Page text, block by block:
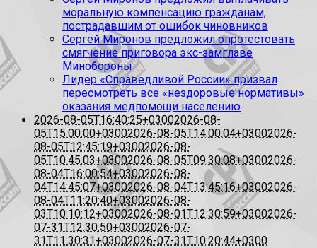
моральную компенсацию гражданам,
пострадавшим от ошибок чиновников
Сергей Миронов предложил опротестовать
смягчение приговора экс-замглаве
Минобороны
Лидер «Справедливой России» призвал
пересмотреть все «нездоровые нормативы»
оказания медпомощи населению
2026-08-05T16:40:25+03002026-08-
05T15:00:00+03002026-08-05T14:00:04+03002026-
08-05T12:45:19+03002026-08-
05T10:45:03+03002026-08-05T09:30:08+03002026-
08-04T16:00:54+03002026-08-
04T14:45:07+03002026-08-04T13:45:16+03002026-
08-04T11:20:40+03002026-08-
03T10:10:12+03002026-08-01T12:30:59+03002026-
07-31T12:30:50+03002026-07-
31T11:30:31+03002026-07-31T10:20:44+0300